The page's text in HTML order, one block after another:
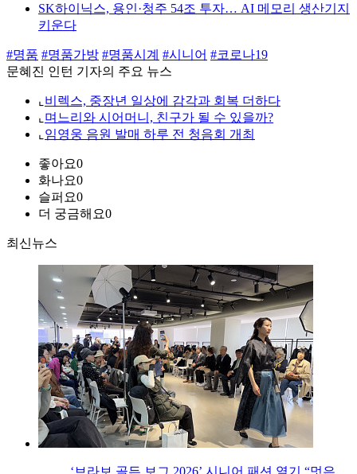
SK하이닉스, 용인·청주 54조 투자… AI 메모리 생산기지
키운다
#명품 #명품가방 #명품시계 #시니어 #코로나19
문혜진 인턴 기자의 주요 뉴스
⌞ 비렉스, 중장년 일상에 감각과 회복 더하다
⌞ 며느리와 시어머니, 친구가 될 수 있을까?
⌞ 임영웅 음원 발매 하루 전 청음회 개최
좋아요0
화나요0
슬퍼요0
더 궁금해요0
최신뉴스